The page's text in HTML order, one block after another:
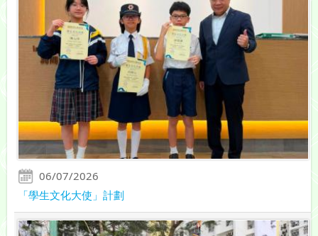
06/07/2026
「學生文化大使」計劃